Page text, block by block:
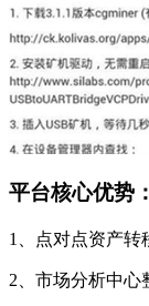
平台核心优势：
1、点对点资产转
2、市场分析中心